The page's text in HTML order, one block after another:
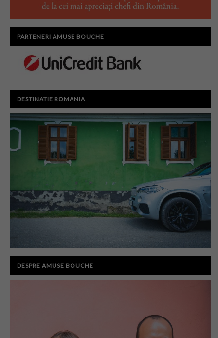
PARTENERI AMUSE BOUCHE
DESTINATIE ROMANIA
DESPRE AMUSE BOUCHE